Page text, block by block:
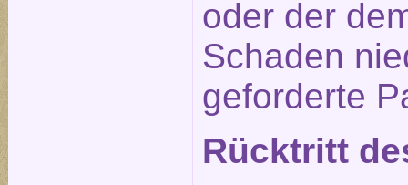
oder der
Schaden
geforderte
Rücktritt